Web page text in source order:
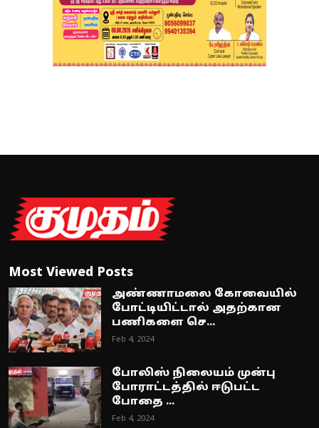
Most Viewed Posts
அண்ணாமலை கோவையில்
போட்டியிட்டால் அதற்கான
பணிகளை செ...
Feb 4, 2024
போலிஸ் நிலையம் முன்பு
போராட்டத்தில் ஈடுபட்ட
போதை ...
Feb 4, 2024